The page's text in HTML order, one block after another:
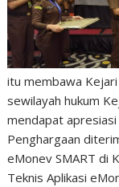
itu membawa
sewilayah hukum
mendapat apresiasi
Penghargaan
eMonev SMART di
Teknis Aplikasi